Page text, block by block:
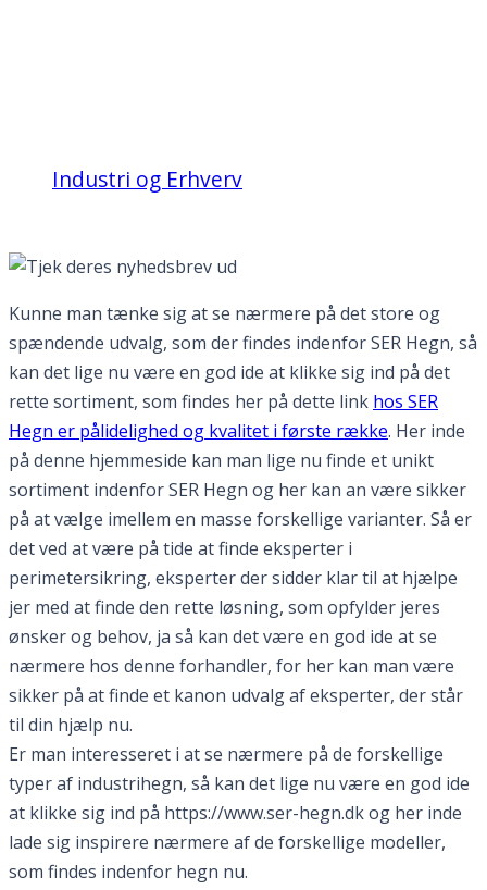
Industri og Erhverv
Kunne man tænke sig at se nærmere på det store og
spændende udvalg, som der findes indenfor SER Hegn, så
kan det lige nu være en god ide at klikke sig ind på det
rette sortiment, som findes her på dette link hos SER
Hegn er pålidelighed og kvalitet i første række. Her inde
på denne hjemmeside kan man lige nu finde et unikt
sortiment indenfor SER Hegn og her kan an være sikker
på at vælge imellem en masse forskellige varianter. Så er
det ved at være på tide at finde eksperter i
perimetersikring, eksperter der sidder klar til at hjælpe
jer med at finde den rette løsning, som opfylder jeres
ønsker og behov, ja så kan det være en god ide at se
nærmere hos denne forhandler, for her kan man være
sikker på at finde et kanon udvalg af eksperter, der står
til din hjælp nu.
Er man interesseret i at se nærmere på de forskellige
typer af industrihegn, så kan det lige nu være en god ide
at klikke sig ind på https://www.ser-hegn.dk og her inde
lade sig inspirere nærmere af de forskellige modeller,
som findes indenfor hegn nu.